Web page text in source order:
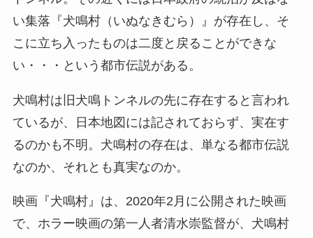
い集落『犬鳴村（いぬなきむら）』が存在し、そ
こに立ち入ったものは二度と戻ることができな
い・・・という都市伝説がある。
犬鳴村は旧犬鳴トンネルの先に存在すると言われ
ているが、日本地図には記されておらず、実在す
るのかも不明。犬鳴村の存在は、単なる都市伝説
なのか、それとも真実なのか。
映画『犬鳴村』は、2020年2月に公開された映画
で、ホラー映画の第一人者清水崇監督が、犬鳴村